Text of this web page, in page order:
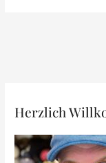
das
weihnachtliche
Strick-
–
das
9.
Herzlich